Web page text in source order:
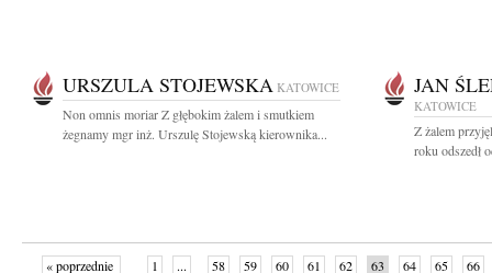
URSZULA STOJEWSKA KATOWICE
Non omnis moriar Z głębokim żalem i smutkiem
żegnamy mgr inż. Urszulę Stojewską kierownika...
JAN
KATOWICE
Z żalem
roku odszedł
« poprzednie 1 ... 58 59 60 61 62 63 64 65 66